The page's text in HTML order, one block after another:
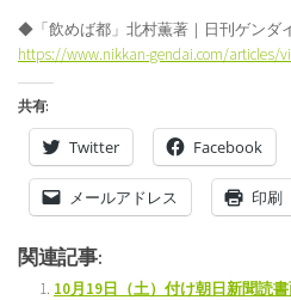
◆「飲めば都」北村薫著｜日刊ゲンダ
https://www.nikkan-gendai.com/articles/
共有:
Twitter Facebook
メールアドレス 印刷
関連記事:
10月19日（土）付け朝日新聞読